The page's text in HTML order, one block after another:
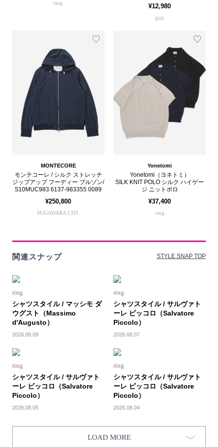
ring ¥12,980
guji
MONTECORE
モンテコーレ / シルク ストレッチ
ジップアップ フーディー ブルゾン/
S10MUC983 6137-983355 0089
¥250,800
SUGAWARA LTD.
Yonetomi
Yonetomi（ヨネトミ）
SILK KNIT POLO シルク ハイゲー
ジ ニットポロ
¥37,400
ring
関連スナップ STYLE SNAP TOP
ring
シャツスタイル / マッシモ ダ
ウグスト（Massimo
d'Augusto）
2026.08.09
ring
シャツスタイル / サルヴァト
ーレ ピッコロ（Salvatore
Piccolo）
2026.08.07
ring
シャツスタイル / サルヴァト
ーレ ピッコロ（Salvatore
Piccolo）
2026.08.05
ring
シャツスタイル / サルヴァト
ーレ ピッコロ（Salvatore
Piccolo）
2026.08.04
LOAD MORE